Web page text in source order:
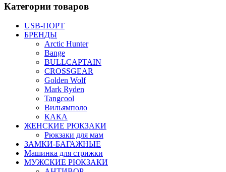
Категории товаров
USB-ПОРТ
БРЕНДЫ
Arctic Hunter
Bange
BULLCAPTAIN
CROSSGEAR
Golden Wolf
Mark Ryden
Tangcool
Вильямполо
КАКА
ЖЕНСКИЕ РЮКЗАКИ
Рюкзаки для мам
ЗАМКИ-БАГАЖНЫЕ
Машинка для стрижки
МУЖСКИЕ РЮКЗАКИ